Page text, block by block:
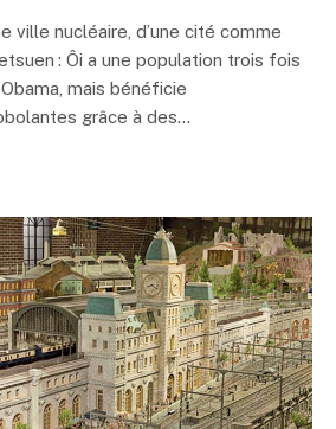
ville nucléaire, d’une cité comme
: Ôi a une population trois fois
mais bénéficie
grâce à des...